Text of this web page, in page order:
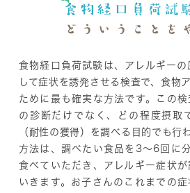
食物経口負荷試
どういうことを
食物経口負荷試験は、アレルギー
して症状を誘発させる検査で、食物
ために最も確実な方法です。この
の診断だけでなく、どの程度摂取
（耐性の獲得）を調べる目的でも行
方法は、調べたい食品を3～6回に
食べていただき、アレルギー症状
いきます。お子さんのこれまでの